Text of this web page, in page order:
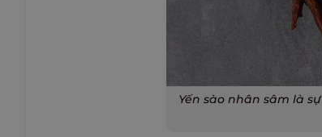
Yến sào nhân sâm là